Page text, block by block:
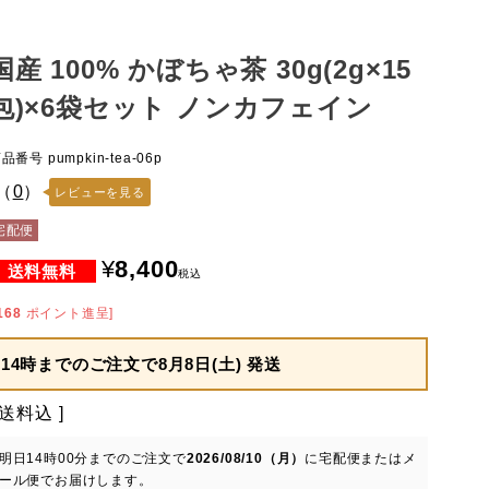
産 100% かぼちゃ茶 30g(2g×15
)×6袋セット ノンカフェイン
番号 pumpkin-tea-06p
0） レビューを見る
配便
¥8,400税込
ポイント進呈]
14時までのご注文で8月8日(土) 発送
料込
日 14時00分 までのご注文で2026/08/10（月） に宅配便またはメ
ル便でお届けします。